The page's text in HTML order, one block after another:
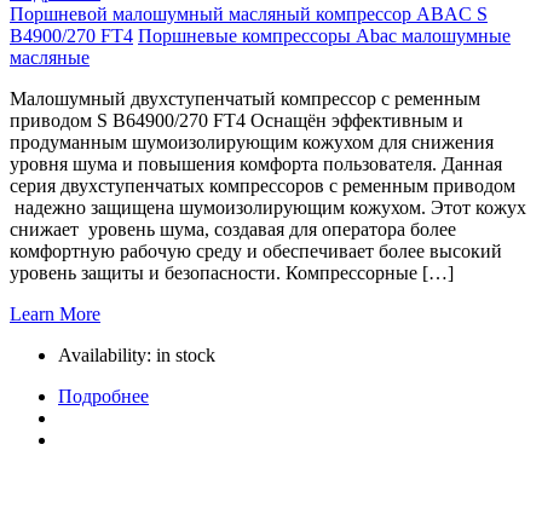
Поршневой малошумный масляный компрессор ABAC S
B4900/270 FT4 Поршневые компрессоры Abac малошумные
масляные
Малошумный двухступенчатый компрессор с ременным
приводом S B64900/270 FT4 Оснащён эффективным и
продуманным шумоизолирующим кожухом для снижения
уровня шума и повышения комфорта пользователя. Данная
серия двухступенчатых компрессоров с ременным приводом
надежно защищена шумоизолирующим кожухом. Этот кожух
снижает уровень шума, создавая для оператора более
комфортную рабочую среду и обеспечивает более высокий
уровень защиты и безопасности. Компрессорные […]
Learn More
Availability: in stock
Подробнее